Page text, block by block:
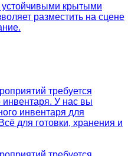
крытыми
разместить на сцене
требуется
инвентаря. У нас вы
инвентаря для
для готовки, хранения и